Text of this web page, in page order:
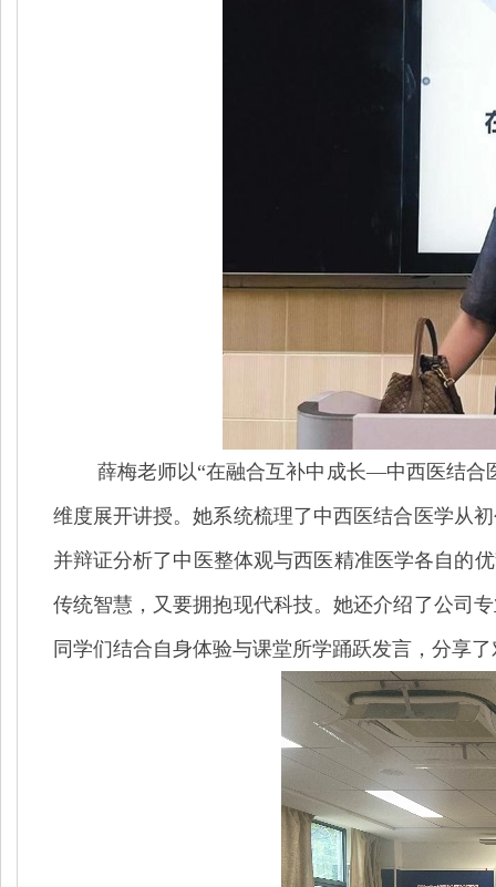
薛梅老师以“在融合互补中成长—中西医结合
维度展开讲授。她系统梳理了中西医结合医学从
并辩证分析了中医整体观与西医精准医学各自的
传统智慧，又要拥抱现代科技。她还介绍了公司
同学们结合自身体验与课堂所学踊跃发言，分享